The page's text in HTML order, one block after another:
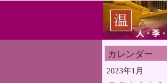
人・季
カレンダー
2023年1月